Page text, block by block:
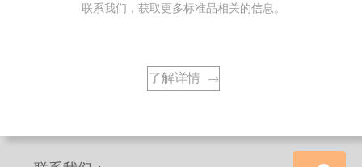
控
联系我们，获取更多标准品相关的信息。
了解详情 →